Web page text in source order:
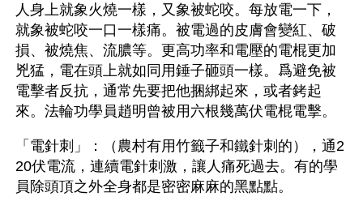
人身上就象火燒一樣，又象被蛇咬。每放電一下，
就象被蛇咬一口一樣痛。被電過的皮膚會變紅、破
損、被燒焦、流膿等。更高功率和電壓的電棍更加
兇猛，電在頭上就如同用錘子砸頭一樣。爲避免被
電擊者反抗，通常先要把他捆綁起來，或者銬起
來。法輪功學員趙明曾被用六根幾萬伏電棍電擊。
「電針刺」：（農村有用竹籤子和鐵針刺的），通2
20伏電流，連續電針刺激，讓人痛死過去。有的學
員除頭頂之外全身都是密密麻麻的黑點點。